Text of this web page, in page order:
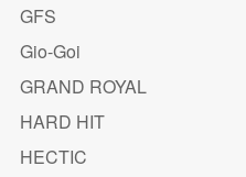
GFS
Gio-Goi
GRAND ROYAL
HARD HIT
HECTIC